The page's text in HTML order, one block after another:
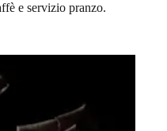
e servizio pranzo.